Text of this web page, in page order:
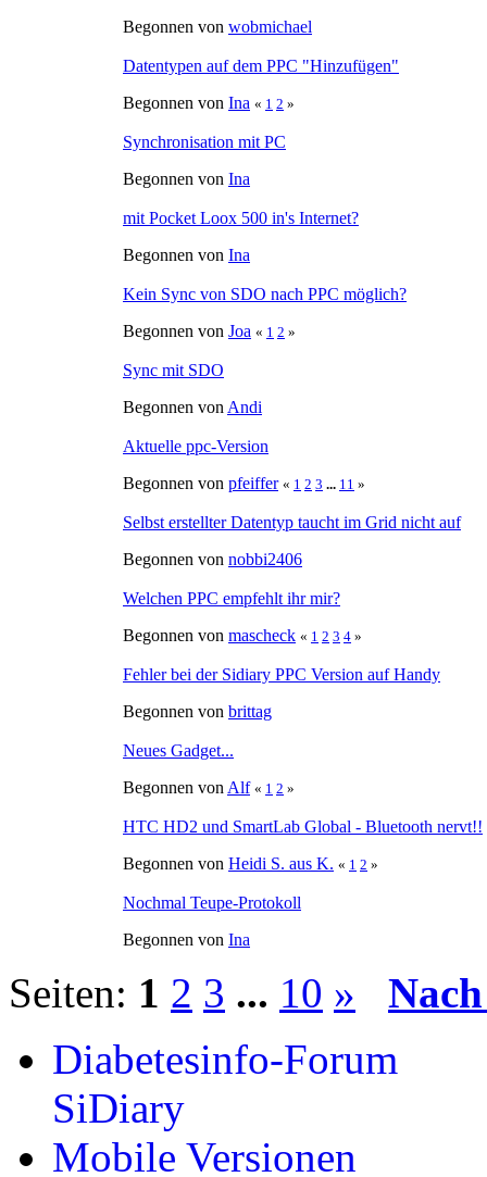
Begonnen von wobmichael
Datentypen auf dem PPC "Hinzufügen"
Begonnen von Ina « 1 2 »
Synchronisation mit PC
Begonnen von Ina
mit Pocket Loox 500 in's Internet?
Begonnen von Ina
Kein Sync von SDO nach PPC möglich?
Begonnen von Joa « 1 2 »
Sync mit SDO
Begonnen von Andi
Aktuelle ppc-Version
Begonnen von pfeiffer « 1 2 3 ... 11 »
Selbst erstellter Datentyp taucht im Grid nicht auf
Begonnen von nobbi2406
Welchen PPC empfehlt ihr mir?
Begonnen von mascheck « 1 2 3 4 »
Fehler bei der Sidiary PPC Version auf Handy
Begonnen von brittag
Neues Gadget...
Begonnen von Alf « 1 2 »
HTC HD2 und SmartLab Global - Bluetooth nervt!!
Begonnen von Heidi S. aus K. « 1 2 »
Nochmal Teupe-Protokoll
Begonnen von Ina
Seiten: 1 2 3 ... 10 »
Diabetesinfo-Forum
SiDiary
Mobile Versionen